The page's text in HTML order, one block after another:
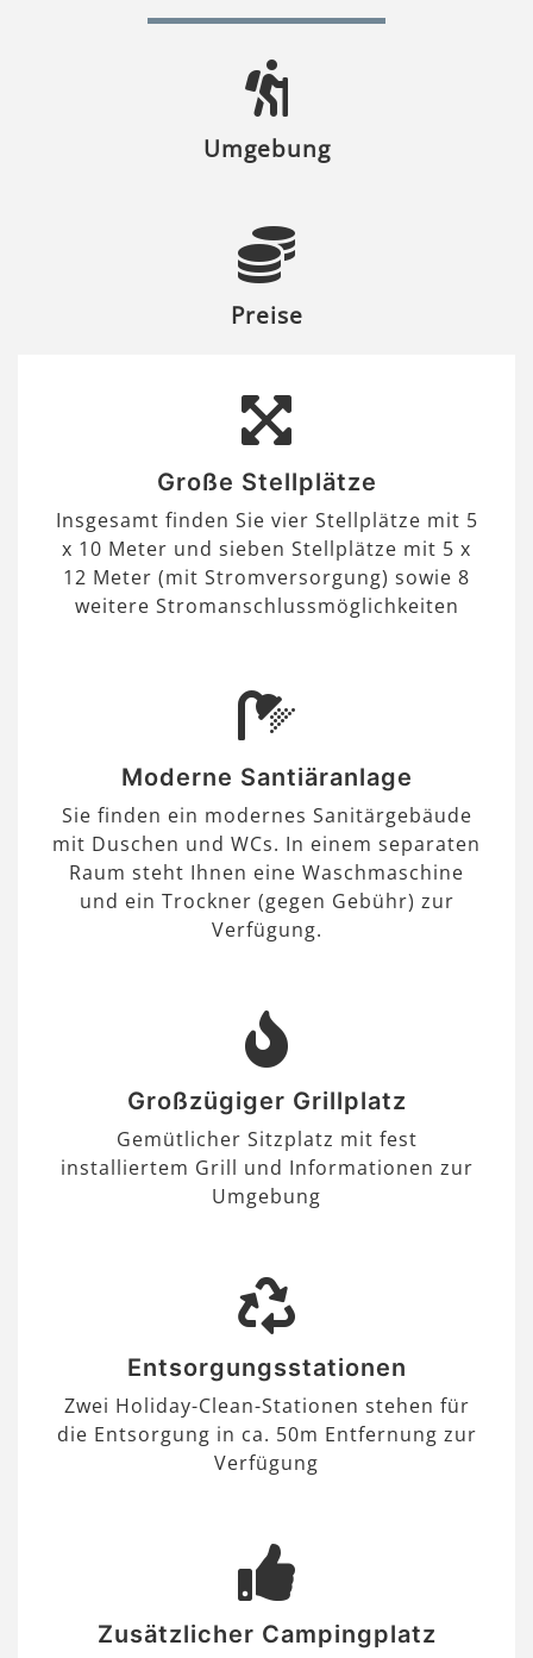
Umgebung
Preise
Große Stellplätze
Insgesamt finden Sie vier Stellplätze mit 5
x 10 Meter und sieben Stellplätze mit 5 x
12 Meter (mit Stromversorgung) sowie 8
weitere Stromanschlussmöglichkeiten
Moderne Santiäranlage
Sie finden ein modernes Sanitärgebäude
mit Duschen und WCs. In einem separaten
Raum steht Ihnen eine Waschmaschine
und ein Trockner (gegen Gebühr) zur
Verfügung.
Großzügiger Grillplatz
Gemütlicher Sitzplatz mit fest
installiertem Grill und Informationen zur
Umgebung
Entsorgungsstationen
Zwei Holiday-Clean-Stationen stehen für
die Entsorgung in ca. 50m Entfernung zur
Verfügung
Zusätzlicher Campingplatz